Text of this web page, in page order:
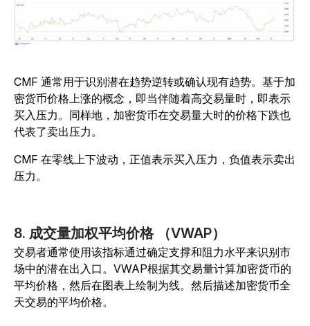
CMF 通常用于识别潜在趋势逆转或确认现有趋势。基于加
密货币价格上涨的概念，即当伴随着高交易量时，即表示
买入压力。同样地，加密货币在交易量大时的价格下跌也
代表了卖出压力。
CMF 在零线上下波动，正值表示买入压力，负值表示卖出
压力。
8. 成交量加权平均价格 （VWAP）
交易者通常使用该指标通过确定支撑和阻力水平来识别市
场中的潜在出入口。VWAP根据其交易量计算加密货币的
平均价格，然后在图表上绘制为线。然后描述加密货币全
天交易的平均价格。